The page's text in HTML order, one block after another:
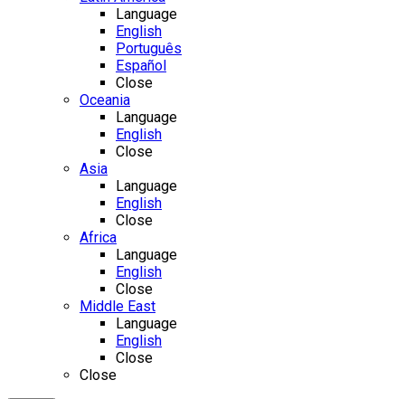
Language
English
Português
Español
Close
Oceania
Language
English
Close
Asia
Language
English
Close
Africa
Language
English
Close
Middle East
Language
English
Close
Close